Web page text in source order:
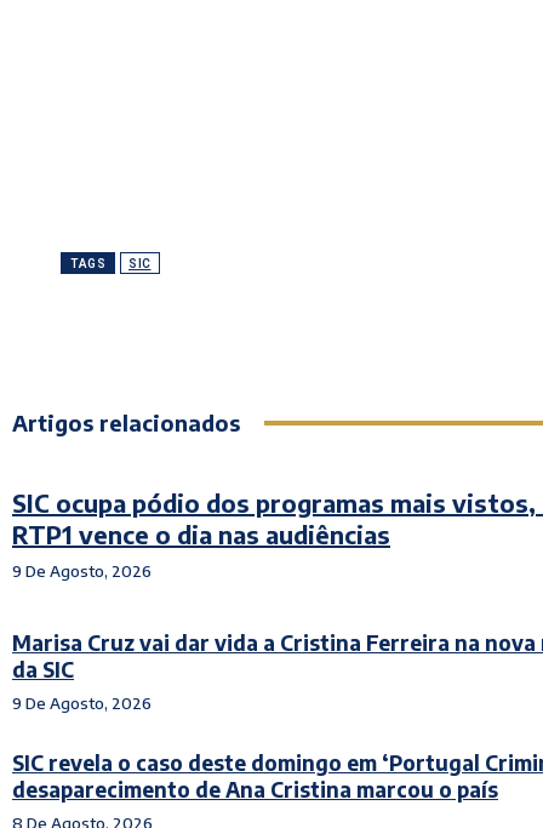
TAGS SIC
Artigos relacionados
SIC ocupa pódio dos programas mais vistos,
RTP1 vence o dia nas audiências
9 De Agosto, 2026
Marisa Cruz vai dar vida a Cristina Ferreira na nova
da SIC
9 De Agosto, 2026
SIC revela o caso deste domingo em ‘Portugal
desaparecimento de Ana Cristina marcou o país
8 De Agosto, 2026